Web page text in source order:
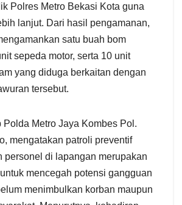
Polres Metro Bekasi Kota guna
lanjut. Dari hasil pengamanan,
satu buah bom
sepeda motor, serta 10 unit
yang diduga berkaitan dengan
tersebut.
Polda Metro Jaya Kombes Pol.
mengatakan patroli preventif
personel di lapangan merupakan
mencegah potensi gangguan
menimbulkan korban maupun